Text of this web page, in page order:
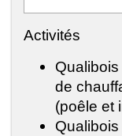
Activités
de
(poêle et